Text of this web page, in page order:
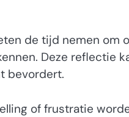
de tijd nemen om
Deze reflectie
bevordert.
of frustratie